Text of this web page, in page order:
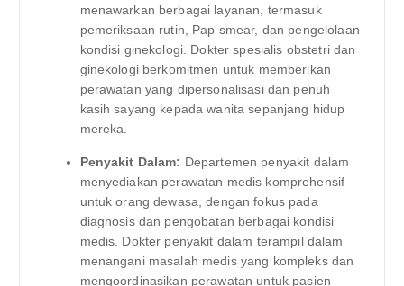
menawarkan berbagai layanan, termasuk
pemeriksaan rutin, Pap smear, dan pengelolaan
kondisi ginekologi. Dokter spesialis obstetri dan
ginekologi berkomitmen untuk memberikan
perawatan yang dipersonalisasi dan penuh
kasih sayang kepada wanita sepanjang hidup
mereka.
Penyakit Dalam: Departemen penyakit dalam
menyediakan perawatan medis komprehensif
untuk orang dewasa, dengan fokus pada
diagnosis dan pengobatan berbagai kondisi
medis. Dokter penyakit dalam terampil dalam
menangani masalah medis yang kompleks dan
mengoordinasikan perawatan untuk pasien